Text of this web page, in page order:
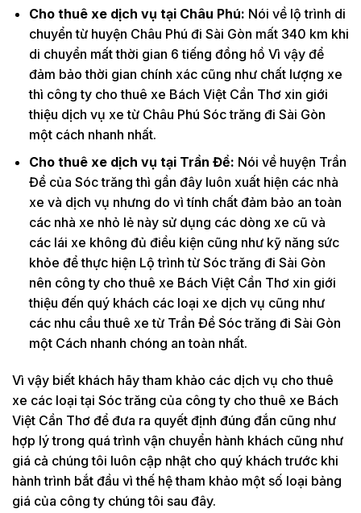
Cho thuê xe dịch vụ tại Châu Phú: Nói về lộ trình di
chuyển từ huyện Châu Phú đi Sài Gòn mất 340 km khi
di chuyển mất thời gian 6 tiếng đồng hồ Vì vậy để
đảm bảo thời gian chính xác cũng như chất lượng xe
thì công ty cho thuê xe Bách Việt Cần Thơ xin giới
thiệu dịch vụ xe từ Châu Phú Sóc trăng đi Sài Gòn
một cách nhanh nhất.
Cho thuê xe dịch vụ tại Trần Đề: Nói về huyện Trần
Đề của Sóc trăng thì gần đây luôn xuất hiện các nhà
xe và dịch vụ nhưng do vì tính chất đảm bảo an toàn
các nhà xe nhỏ lẻ này sử dụng các dòng xe cũ và
các lái xe không đủ điều kiện cũng như kỹ năng sức
khỏe để thực hiện Lộ trình từ Sóc trăng đi Sài Gòn
nên công ty cho thuê xe Bách Việt Cần Thơ xin giới
thiệu đến quý khách các loại xe dịch vụ cũng như
các nhu cầu thuê xe từ Trần Đề Sóc trăng đi Sài Gòn
một Cách nhanh chóng an toàn nhất.
Vì vậy biết khách hãy tham khảo các dịch vụ cho thuê
xe các loại tại Sóc trăng của công ty cho thuê xe Bách
Việt Cần Thơ để đưa ra quyết định đúng đắn cũng như
hợp lý trong quá trình vận chuyển hành khách cũng như
giá cả chúng tôi luôn cập nhật cho quý khách trước khi
hành trình bắt đầu vì thế hệ tham khảo một số loại bảng
giá của công ty chúng tôi sau đây.